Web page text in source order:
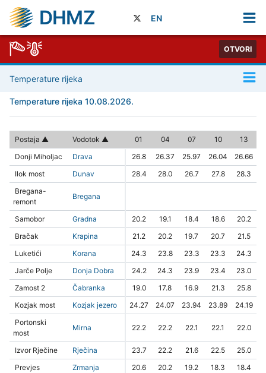
DHMZ EN
OTVORI
Temperature rijeka
Temperature rijeka 10.08.2026.
Postaja Vodotok 01 04 07 10
13
Donji Miholjac
Drava 26.8 26.37 25.97 26.04
26.66
Ilok most
Dunav 28.4 28.0 26.7 27.8
28.3
Bregana-
remont
Bregana
Samobor Gradna 20.2 19.1 18.4 18.6
20.2
Bračak
Krapina 21.2 20.2 19.7 20.7
21.5
Luketići
Korana 24.3 23.8 23.3 23.3
24.3
Jarče Polje
Donja Dobra 24.2 24.3 23.9 23.4
23.0
Zamost 2
Čabranka 19.0 17.8 16.9 21.3
25.8
Kozjak most
Kozjak jezero 24.27 24.07 23.94 23.89
24.19
Portonski
most
Mirna 22.2 22.2 22.1 22.1 22.0
Izvor Rječine Rječina 23.7 22.2 21.6 22.5
25.0
Prevjes
Zrmanja 20.6 20.2 19.2 18.3
18.4